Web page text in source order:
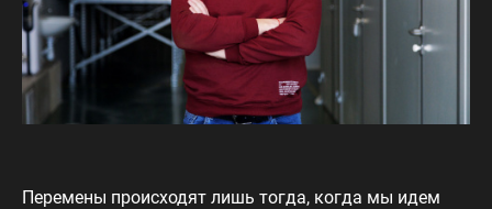
Перемены происходят лишь тогда, когда мы идем